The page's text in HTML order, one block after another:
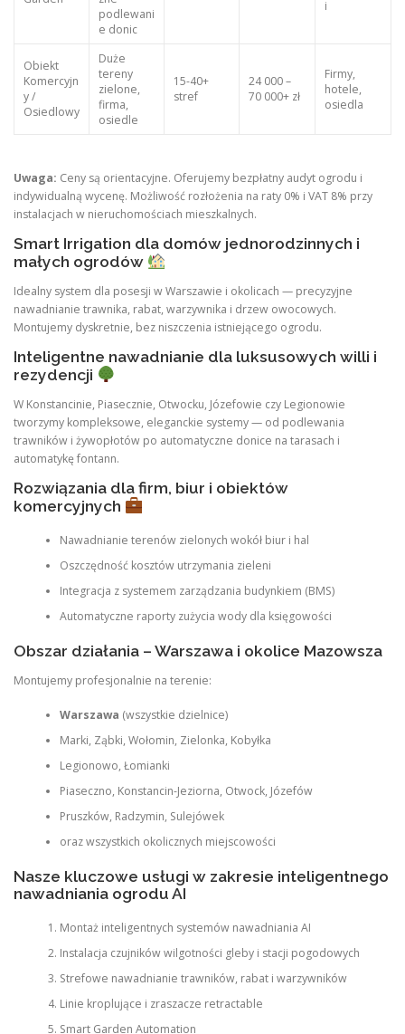
podlewani
e donic
i
Obiekt
Komercyjn
y /
Osiedlowy
Duże
tereny
zielone,
firma,
osiedle
15-40+
stref
24 000 –
70 000+ zł
Firmy,
hotele,
osiedla
Uwaga: Ceny są orientacyjne. Oferujemy bezpłatny audyt ogrodu i
indywidualną wycenę. Możliwość rozłożenia na raty 0% i VAT 8% przy
instalacjach w nieruchomościach mieszkalnych.
Smart Irrigation dla domów jednorodzinnych i
małych ogrodów
Idealny system dla posesji w Warszawie i okolicach — precyzyjne
nawadnianie trawnika, rabat, warzywnika i drzew owocowych.
Montujemy dyskretnie, bez niszczenia istniejącego ogrodu.
Inteligentne nawadnianie dla luksusowych willi i
rezydencji
W Konstancinie, Piasecznie, Otwocku, Józefowie czy Legionowie
tworzymy kompleksowe, eleganckie systemy — od podlewania
trawników i żywopłotów po automatyczne donice na tarasach i
automatykę fontann.
Rozwiązania dla firm, biur i obiektów
komercyjnych
Nawadnianie terenów zielonych wokół biur i hal
Oszczędność kosztów utrzymania zieleni
Integracja z systemem zarządzania budynkiem (BMS)
Automatyczne raporty zużycia wody dla księgowości
Obszar działania – Warszawa i okolice Mazowsza
Montujemy profesjonalnie na terenie:
Warszawa (wszystkie dzielnice)
Marki, Ząbki, Wołomin, Zielonka, Kobyłka
Legionowo, Łomianki
Piaseczno, Konstancin-Jeziorna, Otwock, Józefów
Pruszków, Radzymin, Sulejówek
oraz wszystkich okolicznych miejscowości
Nasze kluczowe usługi w zakresie inteligentnego
nawadniania ogrodu AI
Montaż inteligentnych systemów nawadniania AI
Instalacja czujników wilgotności gleby i stacji pogodowych
Strefowe nawadnianie trawników, rabat i warzywników
Linie kroplujące i zraszacze retractable
Smart Garden Automation